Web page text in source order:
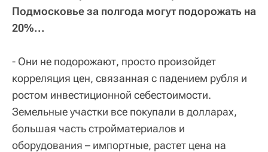
Подмосковье за полгода могут подорожать на
20%...
- Они не подорожают, просто произойдет
корреляция цен, связанная с падением рубля и
ростом инвестиционной себестоимости.
Земельные участки все покупали в долларах,
большая часть стройматериалов и
оборудования – импортные, растет цена на